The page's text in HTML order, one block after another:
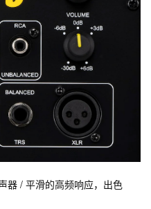
器 / 平滑的高频响应，出色